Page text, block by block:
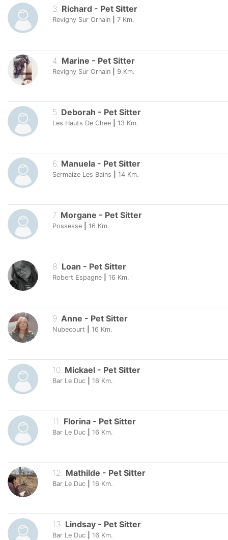
3. Richard - Pet Sitter
Revigny Sur Ornain 7 Km.
4 Marine - Pet Sitter
Revigny Sur Ornain 9 Km.
5 Deborah - Pet Sitter
Les Hauts De Chee 13 Km.
6. Manuela - Pet Sitter
Sermaize Les Bains 14 Km.
7. Morgane - Pet Sitter
Possesse 16 Km.
8. Loan - Pet Sitter
Robert Espagne 16 Km.
9 Anne - Pet Sitter
Nubecourt 16 Km.
10. Mickael - Pet Sitter
Bar Le Duc 16 Km.
11 Florina - Pet Sitter
Bar Le Duc 16 Km.
12. Mathilde - Pet Sitter
Bar Le Duc 16 Km.
13. Lindsay - Pet Sitter
Bar Le Duc 16 Km.